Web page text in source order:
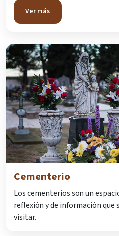
Ver más
Cementerio
Los cementerios son un
reflexión y de información que
visitar.